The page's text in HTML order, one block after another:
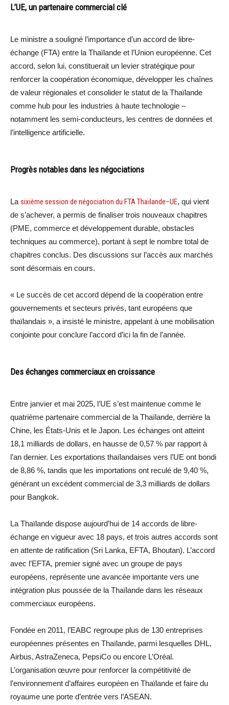
L’UE, un partenaire commercial clé
Le ministre a souligné l’importance d’un accord de libre-
échange (FTA) entre la Thaïlande et l’Union européenne. Cet
accord, selon lui, constituerait un levier stratégique pour
renforcer la coopération économique, développer les chaînes
de valeur régionales et consolider le statut de la Thaïlande
comme hub pour les industries à haute technologie –
notamment les semi-conducteurs, les centres de données et
l’intelligence artificielle.
Progrès notables dans les négociations
La sixième session de négociation du FTA Thaïlande–UE, qui vient
de s’achever, a permis de finaliser trois nouveaux chapitres
(PME, commerce et développement durable, obstacles
techniques au commerce), portant à sept le nombre total de
chapitres conclus. Des discussions sur l’accès aux marchés
sont désormais en cours.
« Le succès de cet accord dépend de la coopération entre
gouvernements et secteurs privés, tant européens que
thaïlandais », a insisté le ministre, appelant à une mobilisation
conjointe pour conclure l’accord d’ici la fin de l’année.
Des échanges commerciaux en croissance
Entre janvier et mai 2025, l’UE s’est maintenue comme le
quatrième partenaire commercial de la Thaïlande, derrière la
Chine, les États-Unis et le Japon. Les échanges ont atteint
18,1 milliards de dollars, en hausse de 0,57 % par rapport à
l’an dernier. Les exportations thaïlandaises vers l’UE ont bondi
de 8,86 %, tandis que les importations ont reculé de 9,40 %,
générant un excédent commercial de 3,3 milliards de dollars
pour Bangkok.
La Thaïlande dispose aujourd’hui de 14 accords de libre-
échange en vigueur avec 18 pays, et trois autres accords sont
en attente de ratification (Sri Lanka, EFTA, Bhoutan). L’accord
avec l’EFTA, premier signé avec un groupe de pays
européens, représente une avancée importante vers une
intégration plus poussée de la Thaïlande dans les réseaux
commerciaux européens.
Fondée en 2011, l’EABC regroupe plus de 130 entreprises
européennes présentes en Thaïlande, parmi lesquelles DHL,
Airbus, AstraZeneca, PepsiCo ou encore L’Oréal.
L’organisation œuvre pour renforcer la compétitivité de
l’environnement d’affaires européen en Thaïlande et faire du
royaume une porte d’entrée vers l’ASEAN.